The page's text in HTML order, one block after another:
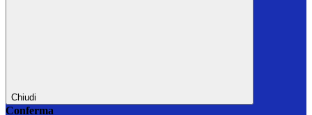
Chiudi
Conferma